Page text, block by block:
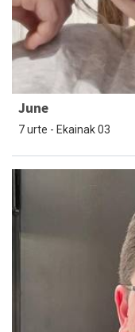
June
7 urte - Ekainak 03